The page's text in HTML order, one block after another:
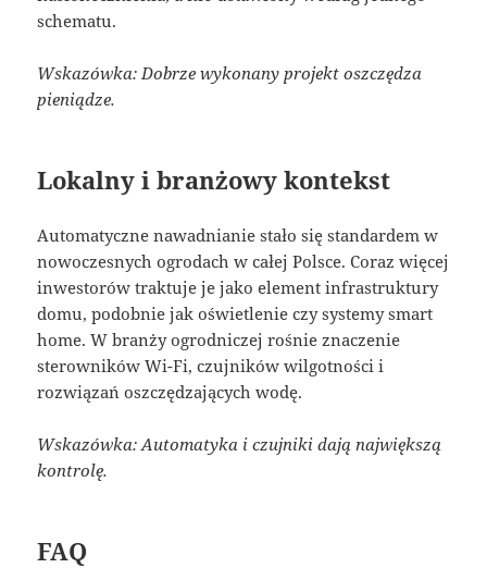
schematu.
Wskazówka: Dobrze wykonany projekt oszczędza
pieniądze.
Lokalny i branżowy kontekst
Automatyczne nawadnianie stało się standardem w
nowoczesnych ogrodach w całej Polsce. Coraz więcej
inwestorów traktuje je jako element infrastruktury
domu, podobnie jak oświetlenie czy systemy smart
home. W branży ogrodniczej rośnie znaczenie
sterowników Wi-Fi, czujników wilgotności i
rozwiązań oszczędzających wodę.
Wskazówka: Automatyka i czujniki dają największą
kontrolę.
FAQ